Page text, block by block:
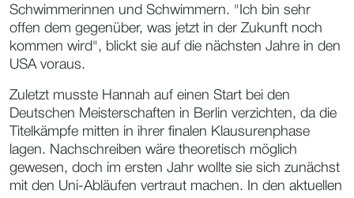
Schwimmerinnen und Schwimmern. "Ich bin sehr
offen dem gegenüber, was jetzt in der Zukunft noch
kommen wird", blickt sie auf die nächsten Jahre in den
USA voraus.
Zuletzt musste Hannah auf einen Start bei den
Deutschen Meisterschaften in Berlin verzichten, da die
Titelkämpfe mitten in ihrer finalen Klausurenphase
lagen. Nachschreiben wäre theoretisch möglich
gewesen, doch im ersten Jahr wollte sie sich zunächst
mit den Uni-Abläufen vertraut machen. In den aktuellen